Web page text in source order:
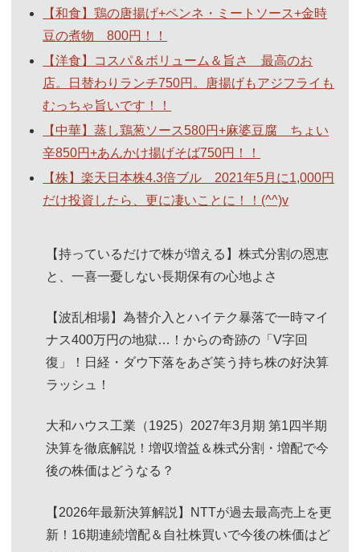
【和食】鶏の唐揚げ+ペンネ・ミートソース+金時
豆の煮物 800円！！
【洋食】コスパ＆ボリューム＆旨さ 最高のお
店。日替わりランチ750円。唐揚げもアジフライも
むっちゃ旨いです！！
【中華】蒸し鶏葱ソース580円+麻婆豆腐 ちょい
辛850円+あんかけ揚げそば750円！！
【株】楽天日本株4.3倍ブル 2021年5月に1,000円
だけ投資したら、更に凄いことに！！(^^)v
【持っているだけで株が増える】株式分割の恩恵
と、一喜一憂しない長期保有の心地よさ
【波乱相場】為替介入とハイテク暴落で一時マイ
ナス400万円の地獄…！からの奇跡の「V字回
復」！日経・ダウ下落をあざ笑う持ち株の好決算
ラッシュ！
大和ハウス工業（1925）2027年3月期 第1四半期
決算を徹底解説！増収増益＆株式分割・増配で今
後の株価はどうなる？
【2026年最新決算解説】NTTが過去最高売上を更
新！16期連続増配＆自社株買いで今後の株価はど